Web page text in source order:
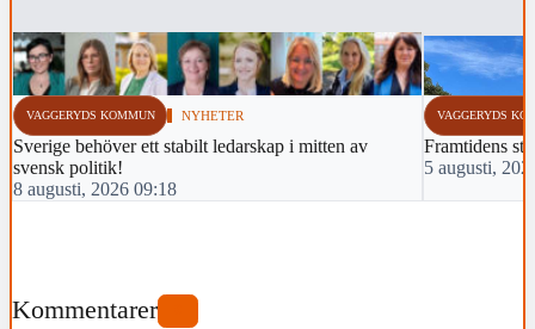
VAGGERYDS KOMMUN NYHETER
Sverige behöver ett stabilt ledarskap i mitten av
svensk politik!
8 augusti, 2026 09:18
VAGGERYDS
Framtidens
5 augusti,
Kommentarer